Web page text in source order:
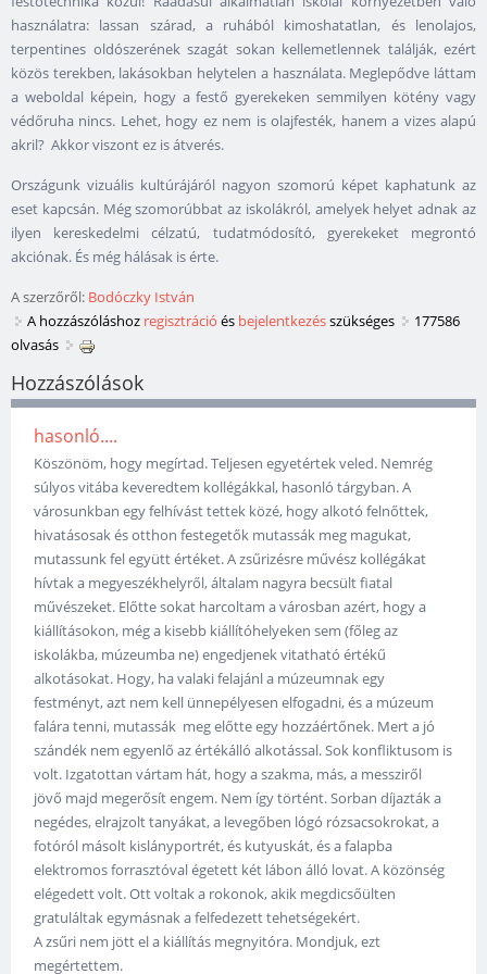
használatra: lassan szárad, a ruhából kimoshatatlan, és lenolajos,
terpentines oldószerének szagát sokan kellemetlennek találják, ezért
közös terekben, lakásokban helytelen a használata. Meglepődve láttam
a weboldal képein, hogy a festő gyerekeken semmilyen kötény vagy
védőruha nincs. Lehet, hogy ez nem is olajfesték, hanem a vizes alapú
akril? Akkor viszont ez is átverés.
Országunk vizuális kultúrájáról nagyon szomorú képet kaphatunk az
eset kapcsán. Még szomorúbbat az iskolákról, amelyek helyet adnak az
ilyen kereskedelmi célzatú, tudatmódosító, gyerekeket megrontó
akciónak. És még hálásak is érte.
A szerzőről: Bodóczky István
A hozzászóláshoz regisztráció és bejelentkezésszükséges
177586
olvasás
Hozzászólások
hasonló....
Köszönöm, hogy megírtad. Teljesen egyetértek veled. Nemrég
súlyos vitába keveredtem kollégákkal, hasonló tárgyban. A
városunkban egy felhívást tettek közé, hogy alkotó felnőttek,
hivatásosak és otthon festegetők mutassák meg magukat,
mutassunk fel együtt értéket. A zsűrizésre művész kollégákat
hívtak a megyeszékhelyről, általam nagyra becsült fiatal
művészeket. Előtte sokat harcoltam a városban azért, hogy a
kiállításokon, még a kisebb kiállítóhelyeken sem (főleg az
iskolákba, múzeumba ne) engedjenek vitatható értékű
alkotásokat. Hogy, ha valaki felajánl a múzeumnak egy
festményt, azt nem kell ünnepélyesen elfogadni, és a múzeum
falára tenni, mutassák meg előtte egy hozzáértőnek. Mert a jó
szándék nem egyenlő az értékálló alkotással. Sok konfliktusom is
volt. Izgatottan vártam hát, hogy a szakma, más, a messziről
jövő majd megerősít engem. Nem így történt. Sorban díjazták a
negédes, elrajzolt tanyákat, a levegőben lógó rózsacsokrokat, a
fotóról másolt kislányportrét, és kutyuskát, és a falapba
elektromos forrasztóval égetett két lábon álló lovat. A közönség
elégedett volt. Ott voltak a rokonok, akik megdicsőülten
gratuláltak egymásnak a felfedezett tehetségekért.
A zsűri nem jött el a kiállítás megnyitóra. Mondjuk, ezt
megértettem.